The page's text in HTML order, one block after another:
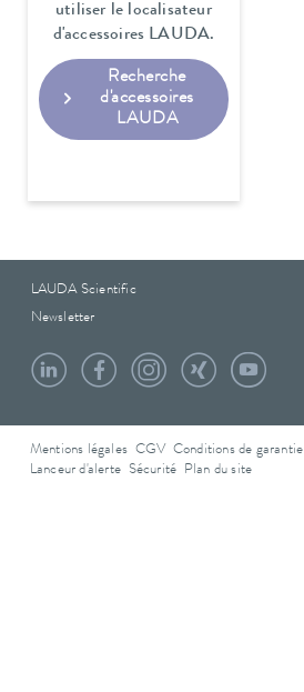
utiliser le localisateur
d'accessoires LAUDA.
Recherche
d'accessoires
LAUDA
LAUDA Scientific
Newsletter
Mentions légales CGV Conditions de garantie
Lanceur d'alerte Sécurité Plan du site